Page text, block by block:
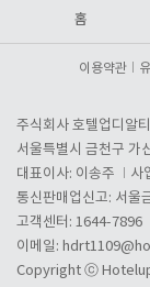
홈
이용약관
주식회사 호텔업디알티
서울특별시 금천구 가
대표이사: 이송주
사
통신판매업신고: 서울
고객센터: 1644-7896
이메일:
Copyright ⓒ